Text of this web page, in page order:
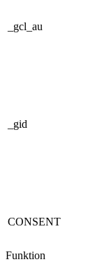
_gcl_au
_gid
CONSENT
Funktion